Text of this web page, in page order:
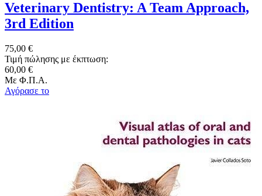
Veterinary Dentistry: A Team Approach,
3rd Edition
75,00 €
Τιμή πώλησης με έκπτωση:
60,00 €
Με Φ.Π.Α.
Αγόρασε το